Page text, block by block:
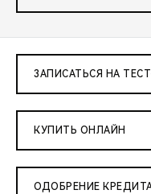
ЗАПИСАТЬСЯ НА
КУПИТЬ ОНЛАЙН
ОДОБРЕНИЕ